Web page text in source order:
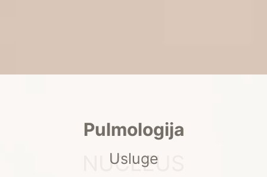
Pulmologija
NUCLEUS
Usluge